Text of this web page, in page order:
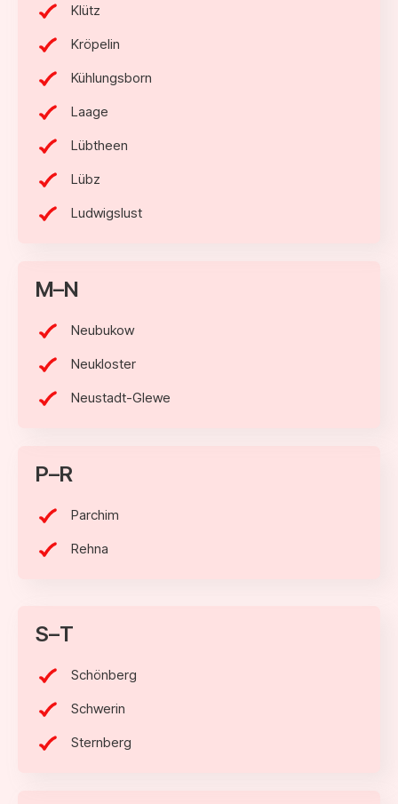
Klütz
Kröpelin
Kühlungsborn
Laage
Lübtheen
Lübz
Ludwigslust
M–N
Neubukow
Neukloster
Neustadt-Glewe
P–R
Parchim
Rehna
S–T
Schönberg
Schwerin
Sternberg